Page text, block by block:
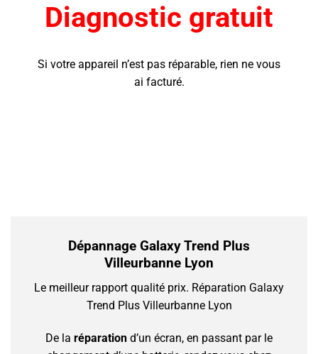
Diagnostic gratuit
Si votre appareil n’est pas réparable, rien ne vous
ai facturé.
Dépannage Galaxy Trend Plus
Villeurbanne Lyon
Le meilleur rapport qualité prix. Réparation Galaxy
Trend Plus Villeurbanne Lyon
De la réparation d’un écran, en passant par le